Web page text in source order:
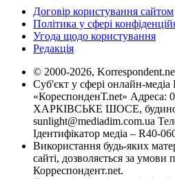
Договір користування сайтом
Політика у сфері
Угода щодо користування
Редакція
© 2000-2026,
Суб'єкт у сфері онлайн-
«КореспонденТ.net» Адреса:
ХАРКІВСЬКЕ ШОСЕ,
sunlight@mediadim.com.ua
Ідентифікатор медіа – R40-
Використання будь-яких
сайті, дозволяється за умови
Корреспондент.net.